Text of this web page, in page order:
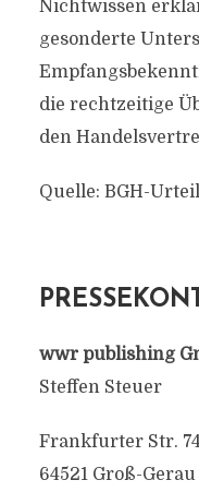
Nichtwissen
gesonderte
die rechtzeitige
den
Quelle: BGH-
wwr publishing
Steffen Steuer
Frankfurter Str.
64521 Groß-Gerau